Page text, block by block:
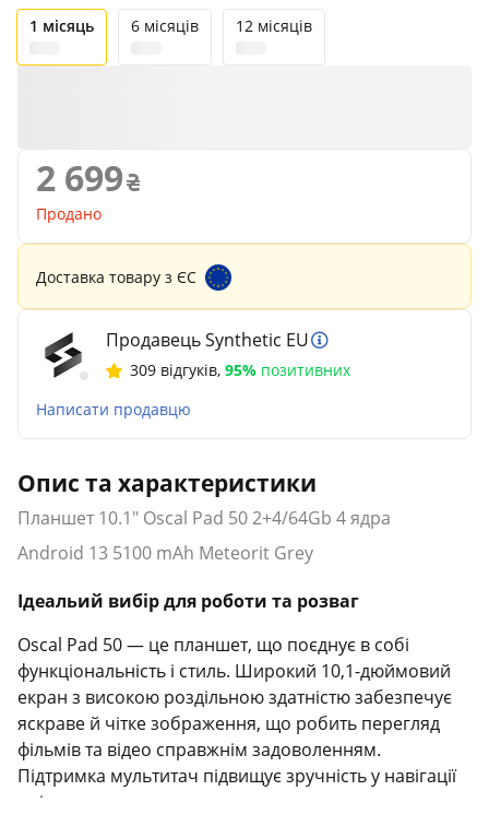
1 місяць
6 місяців 12 місяців
2 699
Продано
Доставка товару з ЄС
Продавець Synthetic EU
309 відгуків, 95% позитивних
Написати продавцю
Опис та характеристики
Планшет 10.1" Oscal Pad 50 2+4/64Gb 4 ядра
Android 13 5100 mAh Meteorit Grey
Ідеальий вибір для роботи та розваг
Oscal Pad 50 — це планшет, що поєднує в собі
функціональність і стиль. Широкий 10,1-дюймовий
екран з високою роздільною здатністю забезпечує
яскраве й чітке зображення, що робить перегляд
фільмів та відео справжнім задоволенням.
Підтримка мультитач підвищує зручність у навігації
та інтерактивних додатках.